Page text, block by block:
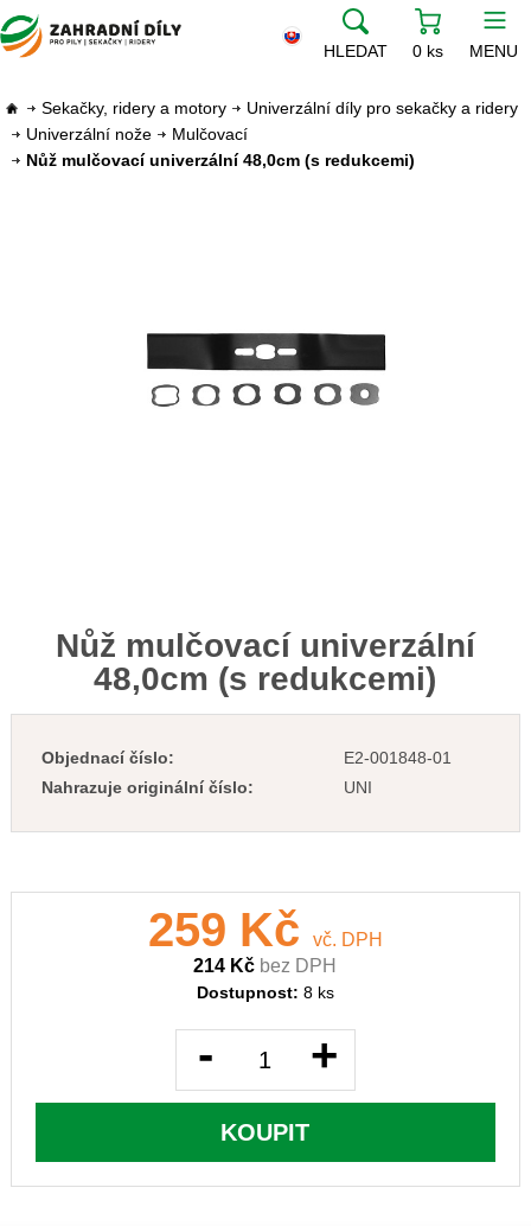
HLEDAT 0 ks MENU
Sekačky, ridery a motory
Univerzální díly pro sekačky a ridery
Univerzální nože
Mulčovací
Nůž mulčovací univerzální 48,0cm (s redukcemi)
Nůž mulčovací univerzální
48,0cm (s redukcemi)
Objednací číslo:
E2-001848-01
Nahrazuje originální číslo:
UNI
259 Kč
vč. DPH
214 Kč bez DPH
Dostupnost: 8 ks
- +
KOUPIT